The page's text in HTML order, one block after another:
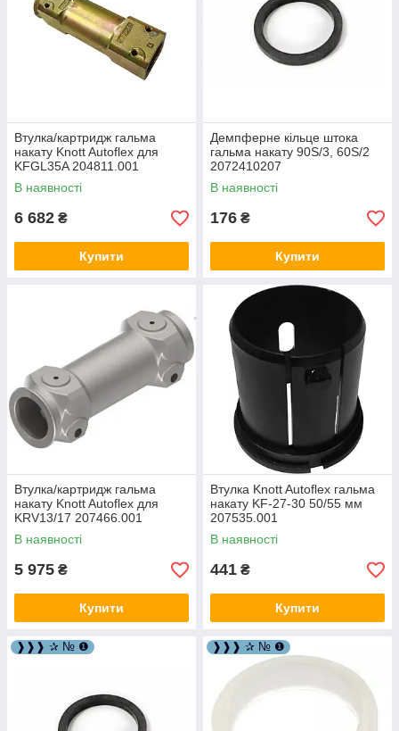
Втулка/картридж гальма
накату Knott Autoflex для
KFGL35A 204811.001
В наявності
6 682 ₴
Купити
Демпферне кільце штока
гальма накату 90S/3, 60S/2
2072410207
В наявності
176 ₴
Купити
Втулка/картридж гальма
накату Knott Autoflex для
KRV13/17 207466.001
В наявності
5 975 ₴
Купити
Втулка Knott Autoflex гальма
накату KF-27-30 50/55 мм
207535.001
В наявності
441 ₴
Купити
❱❱❱ ✰ № ❶ ❱❱❱ ✰ № ❶